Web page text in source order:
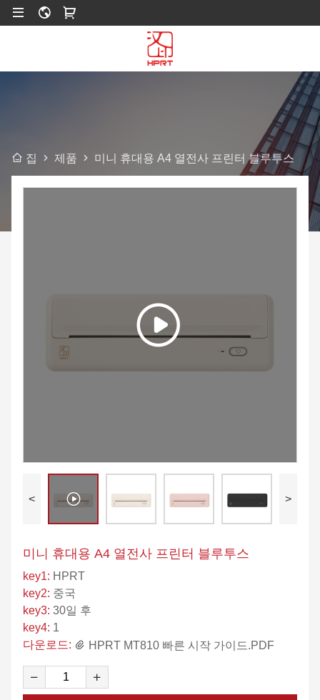
집 제품 미니 휴대용 A4 열전사 프린터 블루투스
< >
미니 휴대용 A4 열전사 프린터 블루투스
key1: HPRT
key2: 중국
key3: 30일 후
key4: 1
다운로드:
HPRT MT810 빠른 시작 가이드.PDF